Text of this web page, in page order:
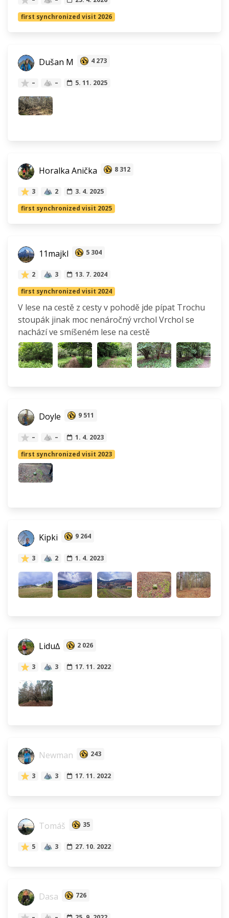
first synchronized visit 2026
Dušan M 4 273
– – 5. 11. 2025
Horalka Anička 8 312
3 2
3. 4. 2025
first synchronized visit 2025
11majkl 5 304
2 3
13. 7. 2024
first synchronized visit 2024
V lese na cestě z cesty v pohodě jde pípat Trochu
stoupák jinak moc nenáročný vrchol Vrchol se
nachází ve smíšeném lese na cestě
Doyle 9 511
– –
1. 4. 2023
first synchronized visit 2023
Kipki 9 264
3 2 1. 4. 2023
Lidu∆ 2 026
3 3 17. 11. 2022
Newman 243
3 3 17. 11. 2022
Tomáš 35
5 3 27. 10. 2022
Dasa 726